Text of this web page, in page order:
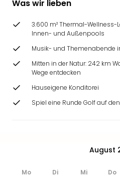
Was wir lieben
3.600 m² Thermal-
Innen- und Außenpools
Musik- und Themenabende
Mitten in der Natur: 242 km
Wege entdecken
Hauseigene Konditorei
Spiel eine Runde Golf auf
August
Mo Di Mi Do